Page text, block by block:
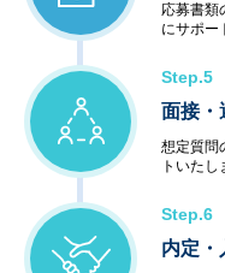
応募書類
にサポー
Step.5
面接・
想定質問
トいたし
Step.6
内定・